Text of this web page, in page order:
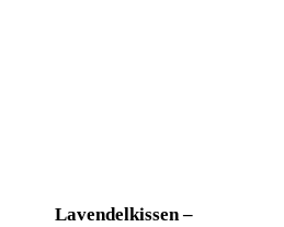
Lavendelkissen –